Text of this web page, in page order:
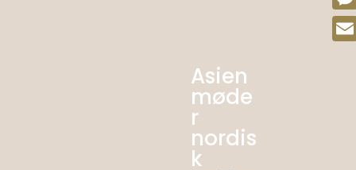
Asien
møde
r
nordis
k